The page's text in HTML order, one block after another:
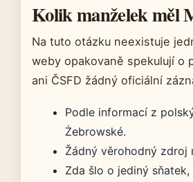
Kolik manželek měl
Na tuto otázku neexistuje
weby opakovaně spekulují o
ani ČSFD žádný oficiální
Podle informací z
Żebrowské.
Žádný věrohodný zdroj
Zda šlo o jediný